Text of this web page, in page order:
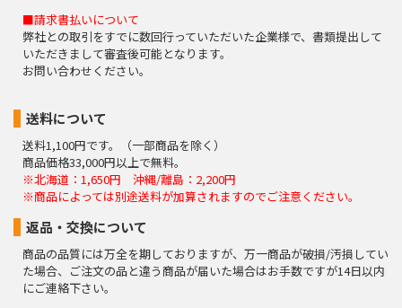
■請求書払いについて
弊社との取引をすでに数回行っていただいた企業様で、書類提出して
いただきまして審査後可能となります。
お問い合わせください。
送料について
送料1,100円です。（一部商品を除く）
商品価格33,000円以上で無料。
※北海道：1,650円 沖縄/離島：2,200円
※商品によっては別途送料が加算されますのでご注意ください。
返品・交換について
商品の品質には万全を期しておりますが、万一商品が破損/汚損してい
た場合、ご注文の品と違う商品が届いた場合はお手数ですが14日以内
にご連絡下さい。